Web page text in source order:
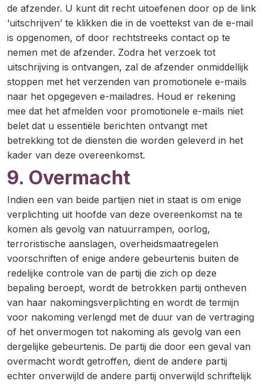
de afzender. U kunt dit recht uitoefenen door op de link
‘uitschrijven’ te klikken die in de voettekst van de e-mail
is opgenomen, of door rechtstreeks contact op te
nemen met de afzender. Zodra het verzoek tot
uitschrijving is ontvangen, zal de afzender onmiddellijk
stoppen met het verzenden van promotionele e-mails
naar het opgegeven e-mailadres. Houd er rekening
mee dat het afmelden voor promotionele e-mails niet
belet dat u essentiële berichten ontvangt met
betrekking tot de diensten die worden geleverd in het
kader van deze overeenkomst.
9. Overmacht
Indien een van beide partijen niet in staat is om enige
verplichting uit hoofde van deze overeenkomst na te
komen als gevolg van natuurrampen, oorlog,
terroristische aanslagen, overheidsmaatregelen
voorschriften of enige andere gebeurtenis buiten de
redelijke controle van de partij die zich op deze
bepaling beroept, wordt de betrokken partij ontheven
van haar nakomingsverplichting en wordt de termijn
voor nakoming verlengd met de duur van de vertraging
of het onvermogen tot nakoming als gevolg van een
dergelijke gebeurtenis. De partij die door een geval van
overmacht wordt getroffen, dient de andere partij
echter onverwijld de andere partij onverwijld schriftelijk